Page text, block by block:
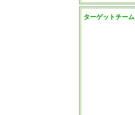
ターゲットチーム